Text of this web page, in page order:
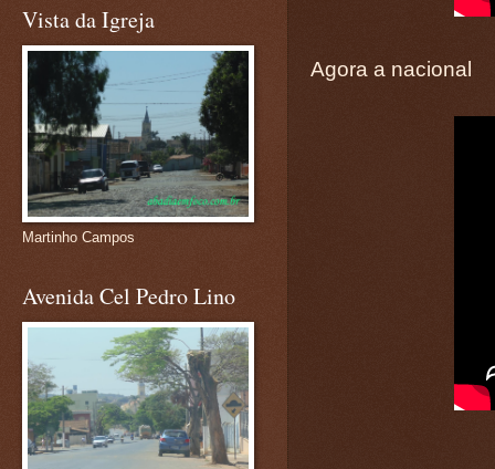
Agora a nacional
Vista da Igreja
Martinho Campos
Avenida Cel Pedro Lino